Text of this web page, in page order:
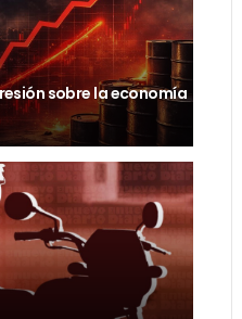
sobre la economía